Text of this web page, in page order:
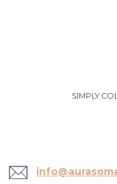
SIMPLY